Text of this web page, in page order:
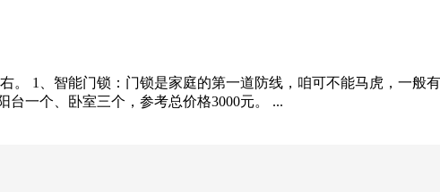
。 1、智能门锁：门锁是家庭的第一道防线，咱可不能马虎，一般
台一个、卧室三个，参考总价格3000元。 ...